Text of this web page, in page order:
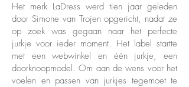
Het merk LaDress werd tien jaar geleden
door Simone van Trojen opgericht, nadat ze
op zoek was gegaan naar het perfecte
jurkje voor ieder moment. Het label startte
met een webwinkel en één jurkje, een
doorknoopmodel. Om aan de wens voor het
voelen en passen van jurkjes tegemoet te